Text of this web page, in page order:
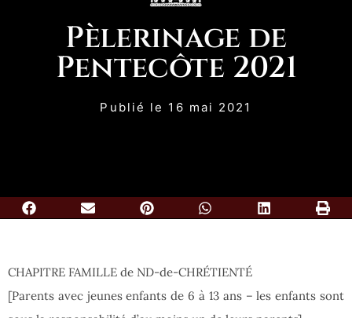
Pèlerinage de
Pentecôte 2021
Publié le 16 mai 2021
CHAPITRE FAMILLE de ND-de-CHRÉTIENTÉ
[Parents avec jeunes enfants de 6 à 13 ans – les enfants sont